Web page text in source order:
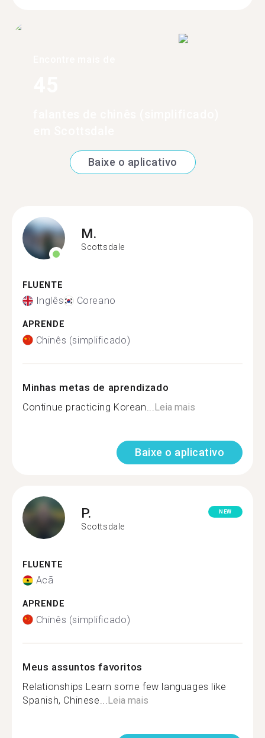
Baixe o aplicativo
M.
Scottsdale
FLUENTE
Inglês Coreano
APRENDE
Chinês (simplificado)
Minhas metas de aprendizado
Continue practicing Korean... Leia mais
Baixe o aplicativo
P.
Scottsdale
NEW
FLUENTE
Acã
APRENDE
Chinês (simplificado)
Meus assuntos favoritos
Relationships Learn some few languages like
Spanish, Chinese... Leia mais